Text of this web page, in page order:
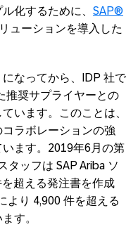
化するために、 SAP®
ューションを導入した
なってから、IDP 社で
推奨サプライヤーとの
います。このことは、
ラボレーションの強
ます。2019年6月の第
タッフは SAP Ariba ソ
超える発注書を作成
より 4,900 件を超える
す。